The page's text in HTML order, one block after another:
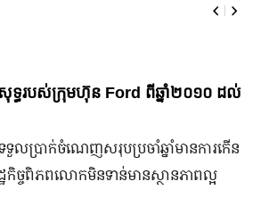
ពីឆ្នាំ២០១០ ដល់
ាំឆ្នាំមានការកើន
ានស្ថានភាពល្អ
មកស្គាល់ពីប្រេនន
មហាជន​ពិតជា​ស្គា
កិត្តិយស កេរ្តិ៍ឈ្មោះ